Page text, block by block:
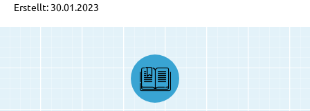
Erstellt: 30.01.2023